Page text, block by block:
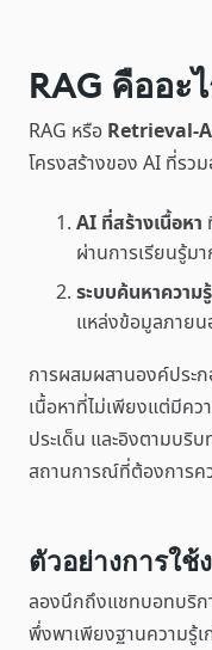
RAG คืออะ
RAG หรือ Retrieval-
โครงสร้างของ AI ที่ร
AI ที่สร้างเนื้อหา
ผ่านการเรียนรู้ม
ระบบค้นหาความรู้
แหล่งข้อมูลภาย
การผสมผสานองค์ประ
เนื้อหาที่ไม่เพียงแต่มีค
ประเด็น และอิงตามบริ
สถานการณ์ที่ต้องการค
ตัวอย่างการใช้
ลองนึกถึงแชทบอทบริก
พึ่งพาเพียงฐานความรู้